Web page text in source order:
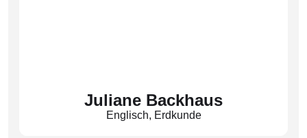
Juliane Backhaus
Englisch, Erdkunde